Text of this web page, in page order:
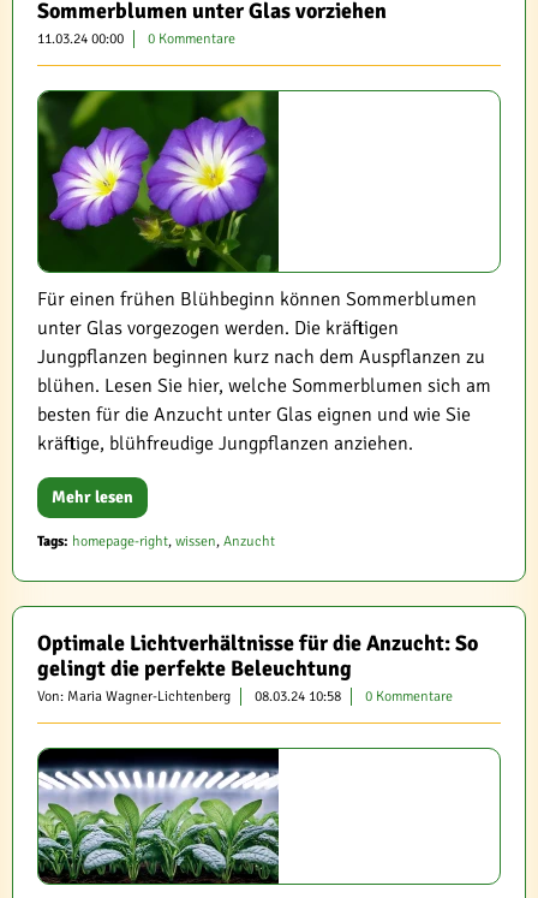
Sommerblumen unter Glas vorziehen
11.03.24 00:00 0 Kommentare
Für einen frühen Blühbeginn können Sommerblumen
unter Glas vorgezogen werden. Die kräftigen
Jungpflanzen beginnen kurz nach dem Auspflanzen zu
blühen. Lesen Sie hier, welche Sommerblumen sich am
besten für die Anzucht unter Glas eignen und wie Sie
kräftige, blühfreudige Jungpflanzen anziehen.
Mehr lesen
Tags: homepage-right, wissen, Anzucht
Optimale Lichtverhältnisse für die Anzucht: So
gelingt die perfekte Beleuchtung
Von: Maria Wagner-Lichtenberg 08.03.24 10:58 0 Kommentare